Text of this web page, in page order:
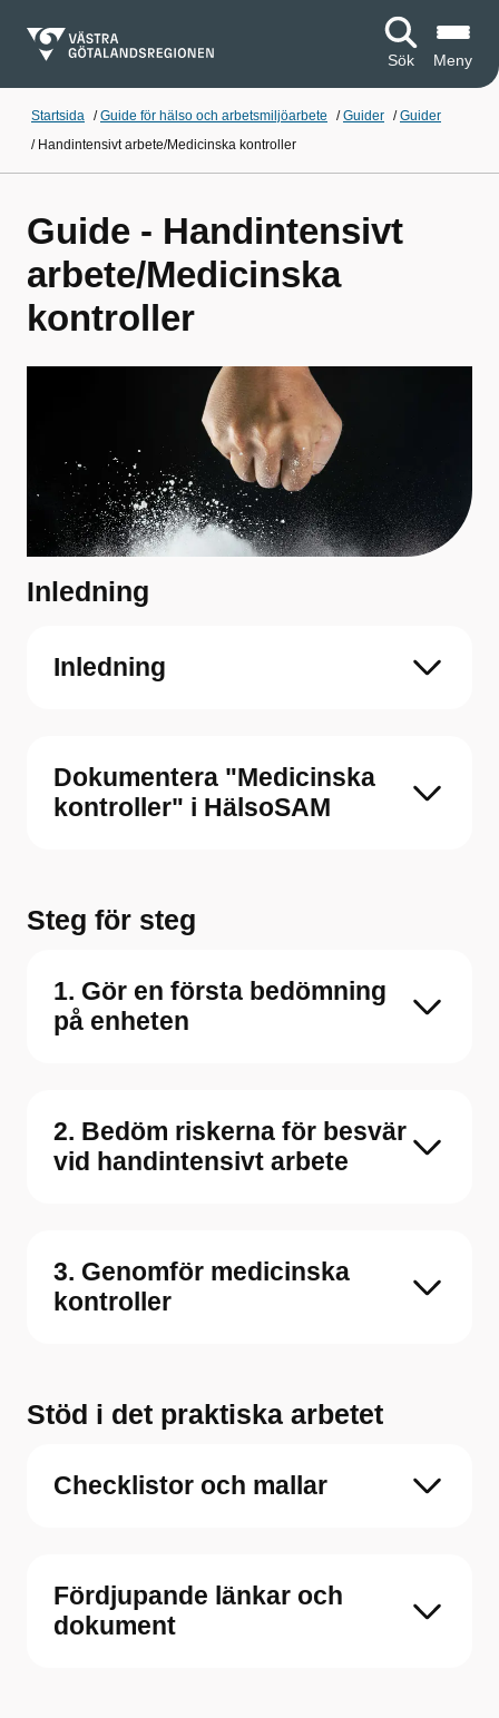
Sök Meny
Startsida /Guide för hälso och arbetsmiljöarbete /Guider /Guider
/ Handintensivt arbete/Medicinska kontroller
Guide - Handintensivt
arbete/Medicinska
kontroller
Inledning
Inledning
Dokumentera "Medicinska
kontroller" i HälsoSAM
Steg för steg
1. Gör en första bedömning
på enheten
2. Bedöm riskerna för besvär
vid handintensivt arbete
3. Genomför medicinska
kontroller
Stöd i det praktiska arbetet
Checklistor och mallar
Fördjupande länkar och
dokument